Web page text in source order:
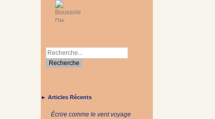
► Articles Récents
Écrire comme le vent voyage